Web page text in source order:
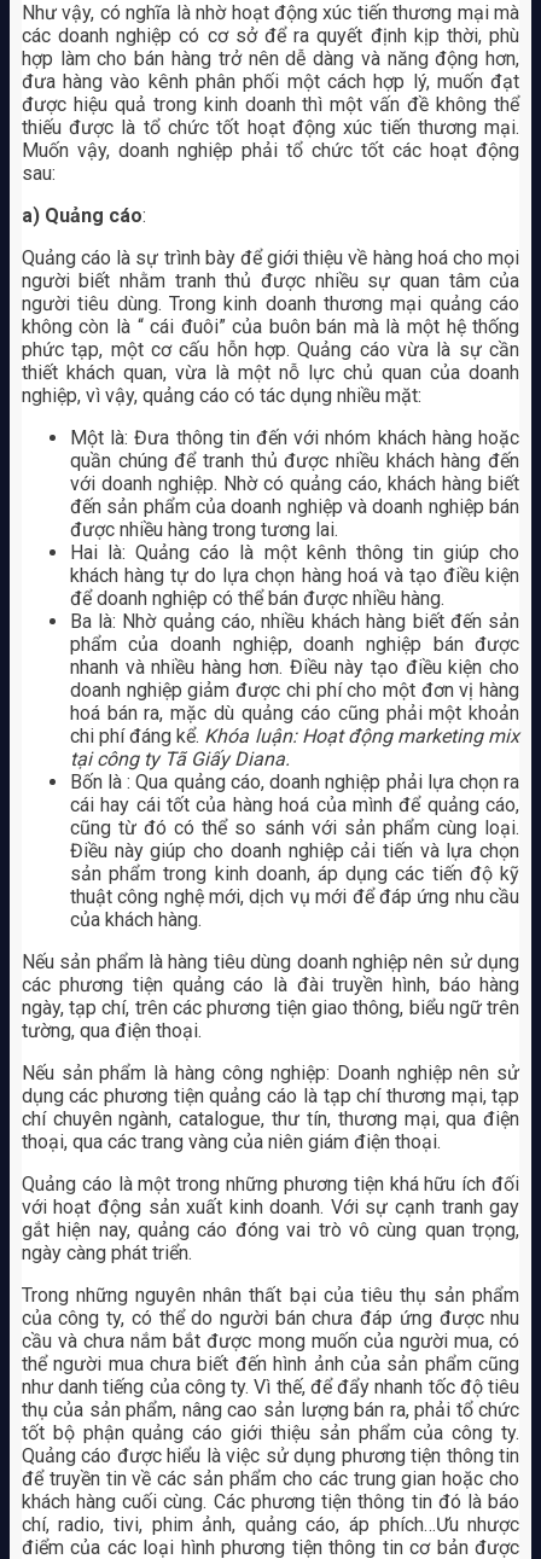
Như vậy, có nghĩa là nhờ hoạt động xúc tiến thương mại mà
các doanh nghiệp có cơ sở để ra quyết định kịp thời, phù
hợp làm cho bán hàng trở nên dễ dàng và năng động hơn,
đưa hàng vào kênh phân phối một cách hợp lý, muốn đạt
được hiệu quả trong kinh doanh thì một vấn đề không thể
thiếu được là tổ chức tốt hoạt động xúc tiến thương mại.
Muốn vậy, doanh nghiệp phải tổ chức tốt các hoạt động
sau:
a) Quảng cáo:
Quảng cáo là sự trình bày để giới thiệu về hàng hoá cho mọi
người biết nhằm tranh thủ được nhiều sự quan tâm của
người tiêu dùng. Trong kinh doanh thương mại quảng cáo
không còn là “ cái đuôi” của buôn bán mà là một hệ thống
phức tạp, một cơ cấu hỗn hợp. Quảng cáo vừa là sự cần
thiết khách quan, vừa là một nỗ lực chủ quan của doanh
nghiệp, vì vậy, quảng cáo có tác dụng nhiều mặt:
Một là: Đưa thông tin đến với nhóm khách hàng hoặc
quần chúng để tranh thủ được nhiều khách hàng đến
với doanh nghiệp. Nhờ có quảng cáo, khách hàng biết
đến sản phẩm của doanh nghiệp và doanh nghiệp bán
được nhiều hàng trong tương lai.
Hai là: Quảng cáo là một kênh thông tin giúp cho
khách hàng tự do lựa chọn hàng hoá và tạo điều kiện
để doanh nghiệp có thể bán được nhiều hàng.
Ba là: Nhờ quảng cáo, nhiều khách hàng biết đến sản
phẩm của doanh nghiệp, doanh nghiệp bán được
nhanh và nhiều hàng hơn. Điều này tạo điều kiện cho
doanh nghiệp giảm được chi phí cho một đơn vị hàng
hoá bán ra, mặc dù quảng cáo cũng phải một khoản
chi phí đáng kể. Khóa luận: Hoạt động marketing mix
tại công ty Tã Giấy Diana.
Bốn là : Qua quảng cáo, doanh nghiệp phải lựa chọn ra
cái hay cái tốt của hàng hoá của mình để quảng cáo,
cũng từ đó có thể so sánh với sản phẩm cùng loại.
Điều này giúp cho doanh nghiệp cải tiến và lựa chọn
sản phẩm trong kinh doanh, áp dụng các tiến độ kỹ
thuật công nghệ mới, dịch vụ mới để đáp ứng nhu cầu
của khách hàng.
Nếu sản phẩm là hàng tiêu dùng doanh nghiệp nên sử dụng
các phương tiện quảng cáo là đài truyền hình, báo hàng
ngày, tạp chí, trên các phương tiện giao thông, biểu ngữ trên
tường, qua điện thoại.
Nếu sản phẩm là hàng công nghiệp: Doanh nghiệp nên sử
dụng các phương tiện quảng cáo là tạp chí thương mại, tạp
chí chuyên ngành, catalogue, thư tín, thương mại, qua điện
thoại, qua các trang vàng của niên giám điện thoại.
Quảng cáo là một trong những phương tiện khá hữu ích đối
với hoạt động sản xuất kinh doanh. Với sự cạnh tranh gay
gắt hiện nay, quảng cáo đóng vai trò vô cùng quan trọng,
ngày càng phát triển.
Trong những nguyên nhân thất bại của tiêu thụ sản phẩm
của công ty, có thể do người bán chưa đáp ứng được nhu
cầu và chưa nắm bắt được mong muốn của người mua, có
thể người mua chưa biết đến hình ảnh của sản phẩm cũng
như danh tiếng của công ty. Vì thế, để đẩy nhanh tốc độ tiêu
thụ của sản phẩm, nâng cao sản lượng bán ra, phải tổ chức
tốt bộ phận quảng cáo giới thiệu sản phẩm của công ty.
Quảng cáo được hiểu là việc sử dụng phương tiện thông tin
để truyền tin về các sản phẩm cho các trung gian hoặc cho
khách hàng cuối cùng. Các phương tiện thông tin đó là báo
chí, radio, tivi, phim ảnh, quảng cáo, áp phích…Ưu nhược
điểm của các loại hình phương tiện thông tin cơ bản được